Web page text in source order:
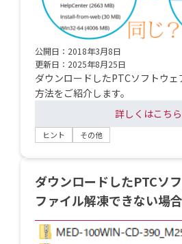
公開日：2018年3月8日
更新日：2025年8月25日
ダウンロードしたPTCソフトウ
方法をご紹介します。
詳しくはこちら
ヒント その他
ダウンロードしたPTCソ
ファイル解凍できない場